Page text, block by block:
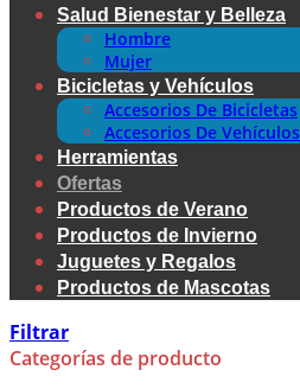
Salud Bienestar y Belleza
Hombre
Mujer
Bicicletas y Vehículos
Accesorios De Bicicletas
Accesorios De Vehículos
Herramientas
Ofertas
Productos de Verano
Productos de Invierno
Juguetes y Regalos
Productos de Mascotas
Filtrar
Categorías de producto